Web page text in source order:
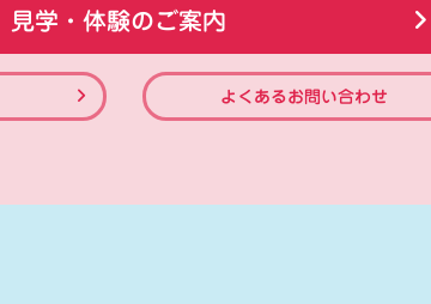
見学・体験のご案内
よくあるお問い合わせ